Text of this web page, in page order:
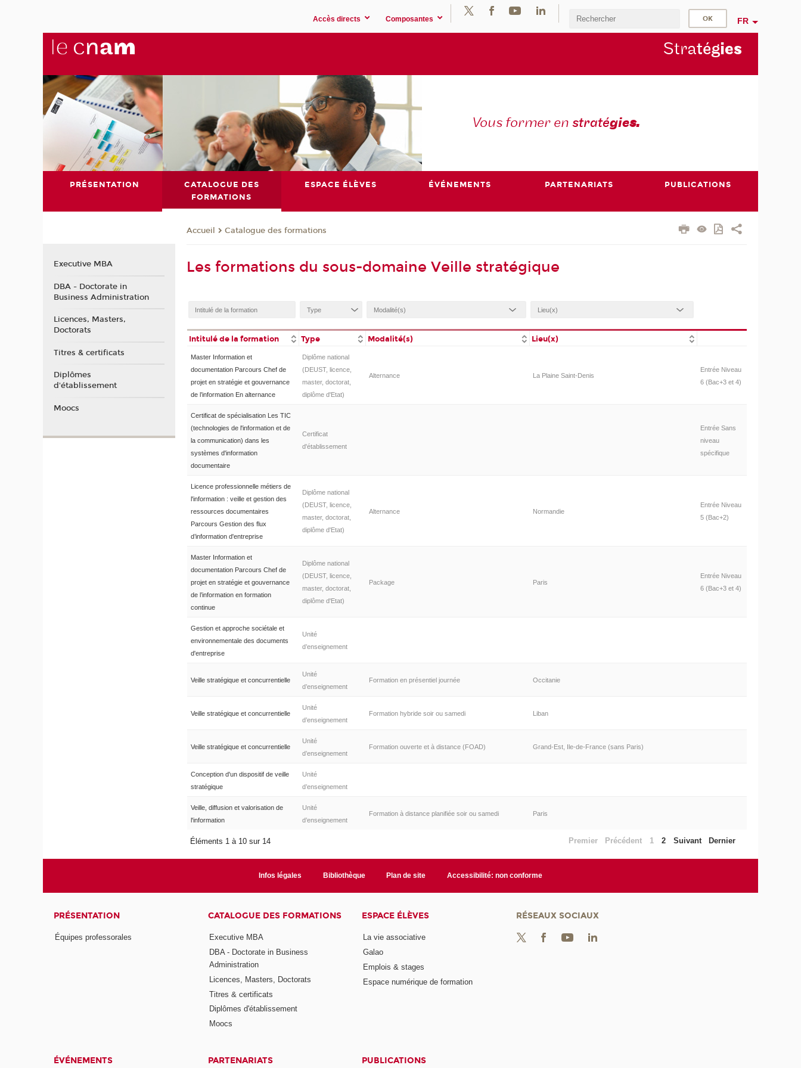
Accès directs Composantes FR
Stratégies
Vous former en stratégies.
PRÉSENTATION
CATALOGUE DES
FORMATIONS
ESPACE ÉLÈVES ÉVÉNEMENTS PARTENARIATS PUBLICATIONS
Accueil Catalogue des formations
Les formations du sous-domaine Veille stratégique
Intitulé de la formation Type Modalité(s) Lieu(x)
Master Information et
documentation Parcours Chef de
projet en stratégie et gouvernance
de l’information En alternance
Diplôme national
(DEUST, licence,
master, doctorat,
diplôme d'Etat)
Alternance La Plaine Saint-Denis
Entrée Niveau
6 (Bac+3 et 4)
Certificat de spécialisation Les TIC
(technologies de l'information et de
la communication) dans les
systèmes d'information
documentaire
Certificat
d'établissement
Entrée Sans
niveau
spécifique
Licence professionnelle métiers de
l'information : veille et gestion des
ressources documentaires
Parcours Gestion des flux
d’information d'entreprise
Diplôme national
(DEUST, licence,
master, doctorat,
diplôme d'Etat)
Alternance Normandie
Entrée Niveau
5 (Bac+2)
Master Information et
documentation Parcours Chef de
projet en stratégie et gouvernance
de l’information en formation
continue
Diplôme national
(DEUST, licence,
master, doctorat,
diplôme d'Etat)
Package Paris
Entrée Niveau
6 (Bac+3 et 4)
Gestion et approche sociétale et
environnementale des documents
d'entreprise
Unité
d’enseignement
Veille stratégique et concurrentielle
Unité
d’enseignement
Formation en présentiel journée Occitanie
Veille stratégique et concurrentielle
Unité
d’enseignement
Formation hybride soir ou samedi Liban
Veille stratégique et concurrentielle
Unité
d’enseignement
Formation ouverte et à distance (FOAD) Grand-Est, Ile-de-France (sans Paris)
Conception d'un dispositif de veille
stratégique
Unité
d’enseignement
Veille, diffusion et valorisation de
l'information
Unité
d’enseignement
Formation à distance planifiée soir ou samedi Paris
Éléments 1 à 10 sur 14 Premier Précédent 1 2 Suivant Dernier
Executive MBA
DBA - Doctorate in
Business Administration
Licences, Masters,
Doctorats
Titres & certificats
Diplômes
d'établissement
Moocs
Infos légales Bibliothèque Plan de site Accessibilité: non conforme
PRÉSENTATION
Équipes professorales
CATALOGUE DES FORMATIONS
Executive MBA
DBA - Doctorate in Business
Administration
Licences, Masters, Doctorats
Titres & certificats
Diplômes d'établissement
Moocs
ESPACE ÉLÈVES
La vie associative
Galao
Emplois & stages
Espace numérique de formation
ÉVÉNEMENTS PARTENARIATS PUBLICATIONS
RÉSEAUX SOCIAUX